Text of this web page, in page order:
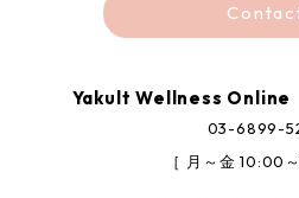
Yakult Wellness Online
03-6899-
［ 月～金 10:00